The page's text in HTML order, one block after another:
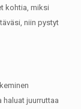
kohtia, miksi
niin pystyt
juurruttaa